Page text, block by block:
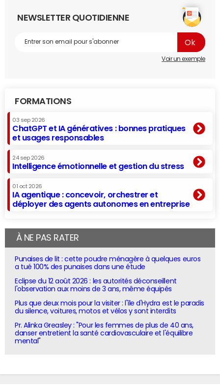
NEWSLETTER QUOTIDIENNE
Voir un exemple
FORMATIONS
03 sep 2026
ChatGPT et IA génératives : bonnes pratiques
et usages responsables
24 sep 2026
Intelligence émotionnelle et gestion du stress
01 oct 2026
IA agentique : concevoir, orchestrer et
déployer des agents autonomes en entreprise
À NE PAS RATER
Punaises de lit : cette poudre ménagère à quelques euros
a tué 100% des punaises dans une étude
Eclipse du 12 août 2026 : les autorités déconseillent
l'observation aux moins de 3 ans, même équipés
Plus que deux mois pour la visiter : l'île d'Hydra est le paradis
du silence, voitures, motos et vélos y sont interdits
Pr. Alinka Greasley : "Pour les femmes de plus de 40 ans,
danser entretient la santé cardiovasculaire et l'équilibre
mental"